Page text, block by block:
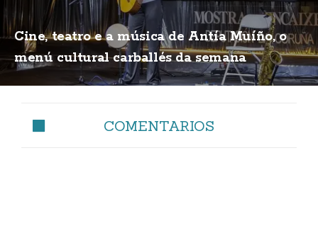
Cine, teatro e a música de Antía Muíño, o
menú cultural carballés da semana
COMENTARIOS